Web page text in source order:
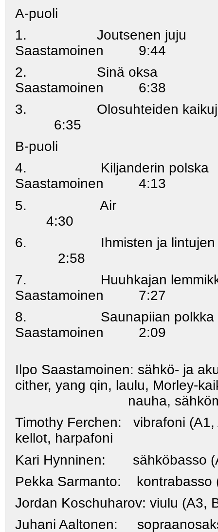
A-puoli
1. Joutsenen juju
Saastamoinen 9:44
2. Sinä oksa
Saastamoinen 6:38
3. Olosuhteiden
6:35
B-puoli
4. Kiljanderin polska
Saastamoinen 4:13
5.
4:30
6. Ihmisten ja lintujen
2:58
7. Huuhkajan
Saastamoinen 7:27
8. Saunapiian
Saastamoinen 2:09
Ilpo Saastamoinen: sähkö- ja
cither, yang qin, laulu, Morley-
nauha,
Timothy Ferchen: vibrafoni
kellot, harpafoni
Kari Hynninen: sähköbasso
Pekka Sarmanto: kontrabasso
Jordan Koschuharov: viulu (A3,
Juhani Aaltonen: